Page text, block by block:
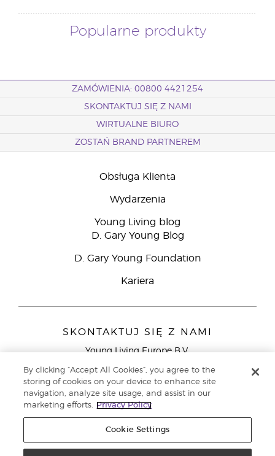
Popularne produkty
ZAMÓWIENIA: 00800 4421254
SKONTAKTUJ SIĘ Z NAMI
WIRTUALNE BIURO
ZOSTAŃ BRAND PARTNEREM
Obsługa Klienta
Wydarzenia
Young Living blog
D. Gary Young Blog
D. Gary Young Foundation
Kariera
SKONTAKTUJ SIĘ Z NAMI
Young Living Europe B.V.
9727 AJ Groningen
Young Living Europe Ltd - Europejska siedziba
główna:+44 (0) 20 3935 9000
By clicking “Accept All Cookies”, you agree to the
storing of cookies on your device to enhance site
navigation, analyze site usage, and assist in our
marketing efforts.
Privacy Policy
Cookie Settings